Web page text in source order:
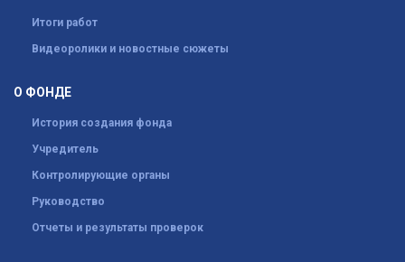
Итоги работ
Видеоролики и новостные сюжеты
О ФОНДЕ
История создания фонда
Учредитель
Контролирующие органы
Руководство
Отчеты и результаты проверок